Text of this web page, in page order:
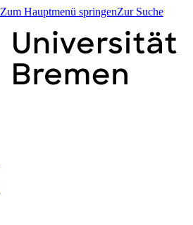
Zum Hauptmenü springenZur Suche